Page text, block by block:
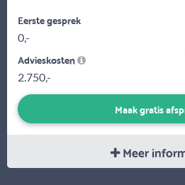
Eerste gesprek
0,-
Advieskosten
2.750,-
Maak gratis
Meer